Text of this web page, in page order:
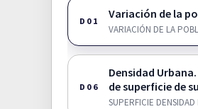
D01
Variación de la
VARIACIÓN DE LA
D06
Densidad
de superficie de
SUPERFICIE